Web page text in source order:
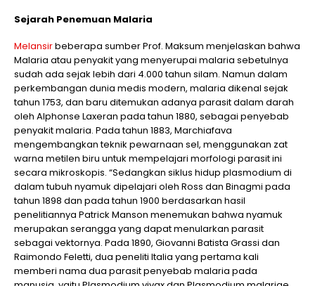
Sejarah Penemuan Malaria
Melansirbeberapa sumber Prof. Maksum menjelaskan bahwa
Malaria atau penyakit yang menyerupai malaria sebetulnya
sudah ada sejak lebih dari 4.000 tahun silam. Namun dalam
perkembangan dunia medis modern, malaria dikenal sejak
tahun 1753, dan baru ditemukan adanya parasit dalam darah
oleh Alphonse Laxeran pada tahun 1880, sebagai penyebab
penyakit malaria. Pada tahun 1883, Marchiafava
mengembangkan teknik pewarnaan sel, menggunakan zat
warna metilen biru untuk mempelajari morfologi parasit ini
secara mikroskopis. “Sedangkan siklus hidup plasmodium di
dalam tubuh nyamuk dipelajari oleh Ross dan Binagmi pada
tahun 1898 dan pada tahun 1900 berdasarkan hasil
penelitiannya Patrick Manson menemukan bahwa nyamuk
merupakan serangga yang dapat menularkan parasit
sebagai vektornya. Pada 1890, Giovanni Batista Grassi dan
Raimondo Feletti, dua peneliti Italia yang pertama kali
memberi nama dua parasit penyebab malaria pada